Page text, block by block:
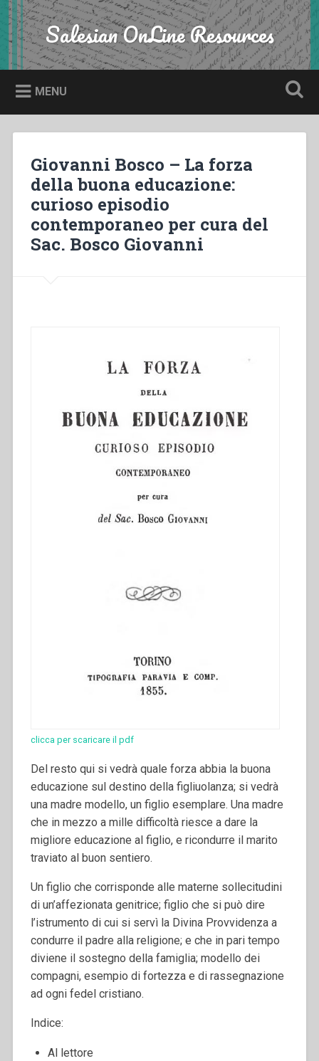
Skip
to
content
Search Salesian OnLine Resources
MENU
Giovanni Bosco – La forza
della buona educazione:
curioso episodio
contemporaneo per cura del
Sac. Bosco Giovanni
clicca per scaricare il pdf
Del resto qui si vedrà quale forza abbia la buona
educazione sul destino della figliuolanza; si vedrà
una madre modello, un figlio esemplare. Una madre
che in mezzo a mille difficoltà riesce a dare la
migliore educazione al figlio, e ricondurre il marito
traviato al buon sentiero.
Un figlio che corrisponde alle materne sollecitudini
di un’affezionata genitrice; figlio che si può dire
l’istrumento di cui si servì la Divina Provvidenza a
condurre il padre alla religione; e che in pari tempo
diviene il sostegno della famiglia; modello dei
compagni, esempio di fortezza e di rassegnazione
ad ogni fedel cristiano.
Indice:
Al lettore